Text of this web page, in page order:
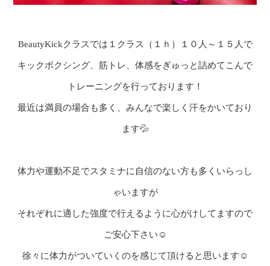
BeautyKickクラスでは１クラス（１ｈ）１０人～１５人で
キックボクシング、筋トレ、体感をぎゅっと詰めてこんで
トレーニングを行っております！
最近は満員の場合も多く、みんなで楽しく汗をかいており
ます💦
体力や運動不足でスタミナに自信のない方も多くいらっし
ゃいますが
それぞれに適した強度で行えるように心がけしてますので
ご安心下さい☺
徐々に体力がついていくのを感じて頂けると思います☺